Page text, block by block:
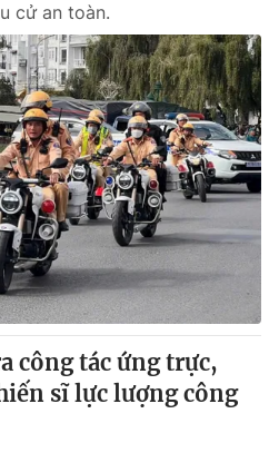
cử an toàn.
công tác ứng trực,
sĩ lực lượng công